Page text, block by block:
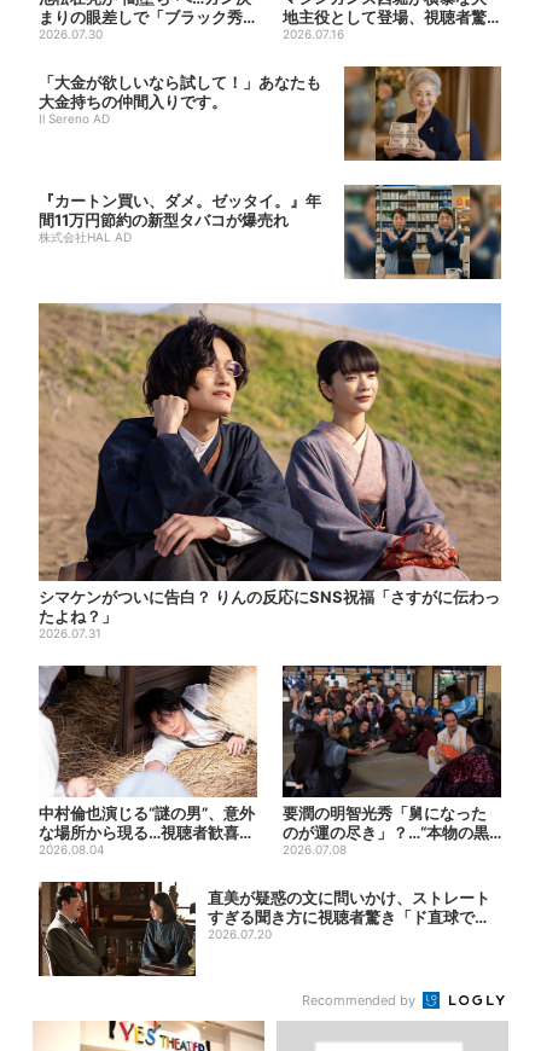
まりの眼差しで「ブラック秀
吉がログイン」【豊臣兄弟...
2026.07.30
地主役として登場、視聴者驚
き「似てる人かと思ったら…」
2026.07.16
「大金が欲しいなら試して！」あなたも
大金持ちの仲間入りです。
Il Sereno AD
『カートン買い、ダメ。ゼッタイ。』年
間11万円節約の新型タバコが爆売れ
株式会社HAL AD
シマケンがついに告白？ りんの反応にSNS祝福「さすがに伝わっ
たよね？」
2026.07.31
中村倫也演じる“謎の男”、意外
な場所から現る…視聴者歓喜
「こんな登場シーンとは」
2026.08.04
要潤の明智光秀「舅になった
のが運の尽き」？…“本物の黒
幕”が最高火力の「本能寺」...
2026.07.08
直美が疑惑の文に問いかけ、ストレート
すぎる聞き方に視聴者驚き「ド直球で訊
いちゃう...
2026.07.20
Recommended by